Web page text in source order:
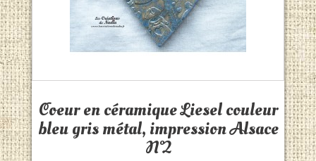
Coeur en céramique Liesel couleur
bleu gris métal, impression Alsace
N°2